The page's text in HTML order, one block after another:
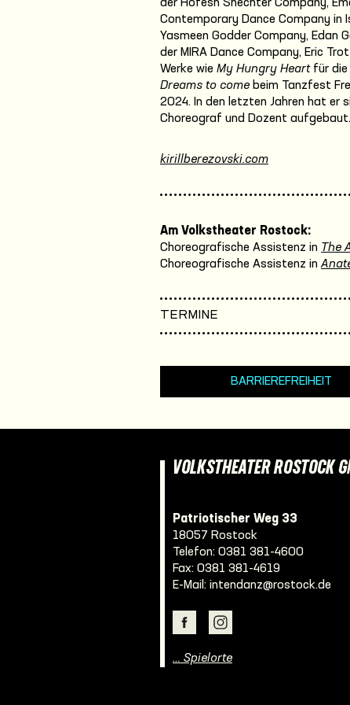
der Hofesh Shechter Company,
Contemporary Dance Company in
Yasmeen Godder Company, Edan
der MIRA Dance Company, Eric
Werke wie My Hungry Heartfür die
Dreams to come beim Tanzfest
2024. In den letzten Jahren hat er
Choreograf und Dozent aufgebaut.
kirillberezovski.com
Am Volkstheater Rostock:
Choreografische Assistenz in The
Choreografische Assistenz in
TERMINE
BARRIEREFREIHEIT
VOLKSTHEATER ROSTOCK
Patriotischer Weg 33
18057 Rostock
Telefon: 0381 381-4600
Fax: 0381 381-4619
E-Mail: intendanz@rostock.de
… Spielorte